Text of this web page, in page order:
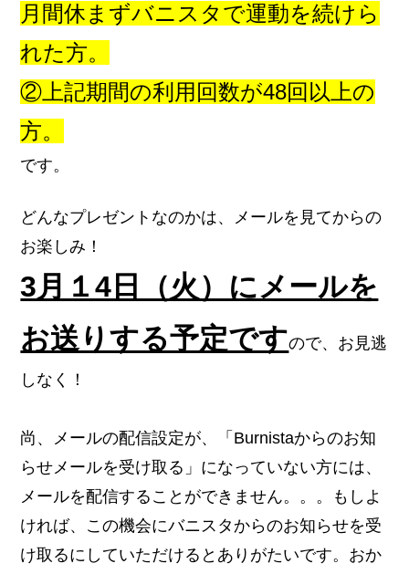
月間休まずバニスタで運動を続けら
れた方。
②上記期間の利用回数が48回以上の
方。
です。
どんなプレゼントなのかは、メールを見てからの
お楽しみ！
3月１4日（火）にメールを
お送りする予定ですので、お見逃
しなく！
尚、メールの配信設定が、「 Burnistaからのお知
らせメールを受け取る」になっていない方には、
メールを配信することができません。。。もしよ
ければ、この機会にバニスタからのお知らせを受
け取るにしていただけるとありがたいです。おか